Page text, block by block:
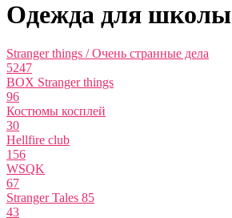
Одежда для школы
Stranger things / Очень странные дела
5247
BOX Stranger things
96
Костюмы косплей
30
Hellfire club
156
WSQK
67
Stranger Tales 85
43